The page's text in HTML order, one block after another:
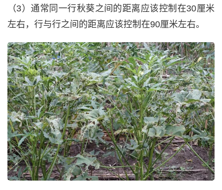
（3）通常同一行秋葵之间的距离应该控制在30厘米
左右，行与行之间的距离应该控制在90厘米左右。